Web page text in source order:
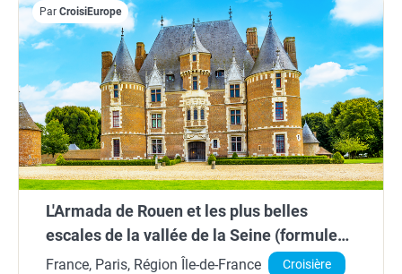
Par CroisiEurope
L'Armada de Rouen et les plus belles
escales de la vallée de la Seine (formule
port/port)
France, Paris, Région Île-de-France Croisière